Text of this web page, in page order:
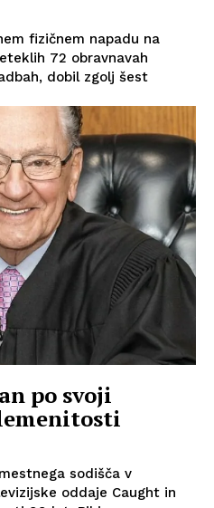
fizičnem napadu na
72 obravnavah
dobil zgolj šest
po svoji
sodišča v
oddaje Caught in